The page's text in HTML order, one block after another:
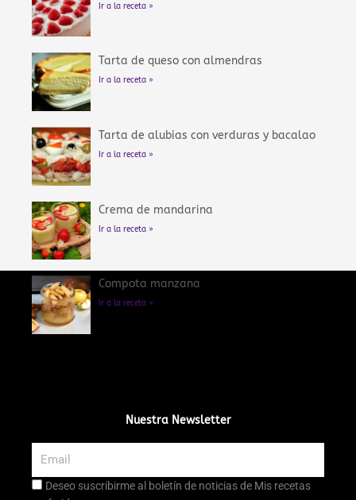
Ir a la receta »
Tarta de queso con almendras
Ir a la receta »
Tarta de alubias con verduras y bacalao
Ir a la receta »
Crema de mandarina
Ir a la receta »
Compota manzana
Ir a la receta »
Nuestra Newsletter
Aceptación
Deseo suscribirme al boletín de noticias de Mis recetas